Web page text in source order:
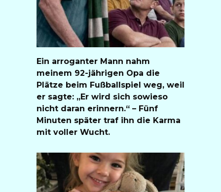
Ein arroganter Mann nahm
meinem 92-jährigen Opa die
Plätze beim Fußballspiel weg, weil
er sagte: „Er wird sich sowieso
nicht daran erinnern.“ – Fünf
Minuten später traf ihn die Karma
mit voller Wucht.